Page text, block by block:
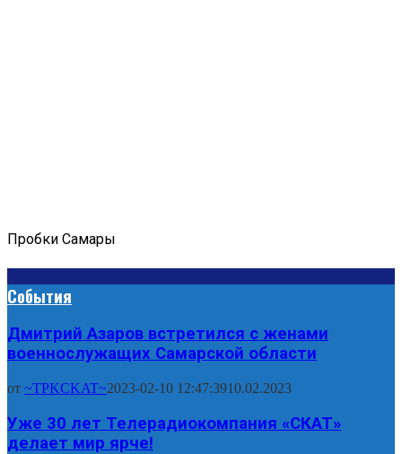
Пробки Самары
События
Дмитрий Азаров встретился с женами
военнослужащих Самарской области
от ~TPKCKAT~2023-02-10 12:47:3910.02.2023
Уже 30 лет Телерадиокомпания «СКАТ»
делает мир ярче!